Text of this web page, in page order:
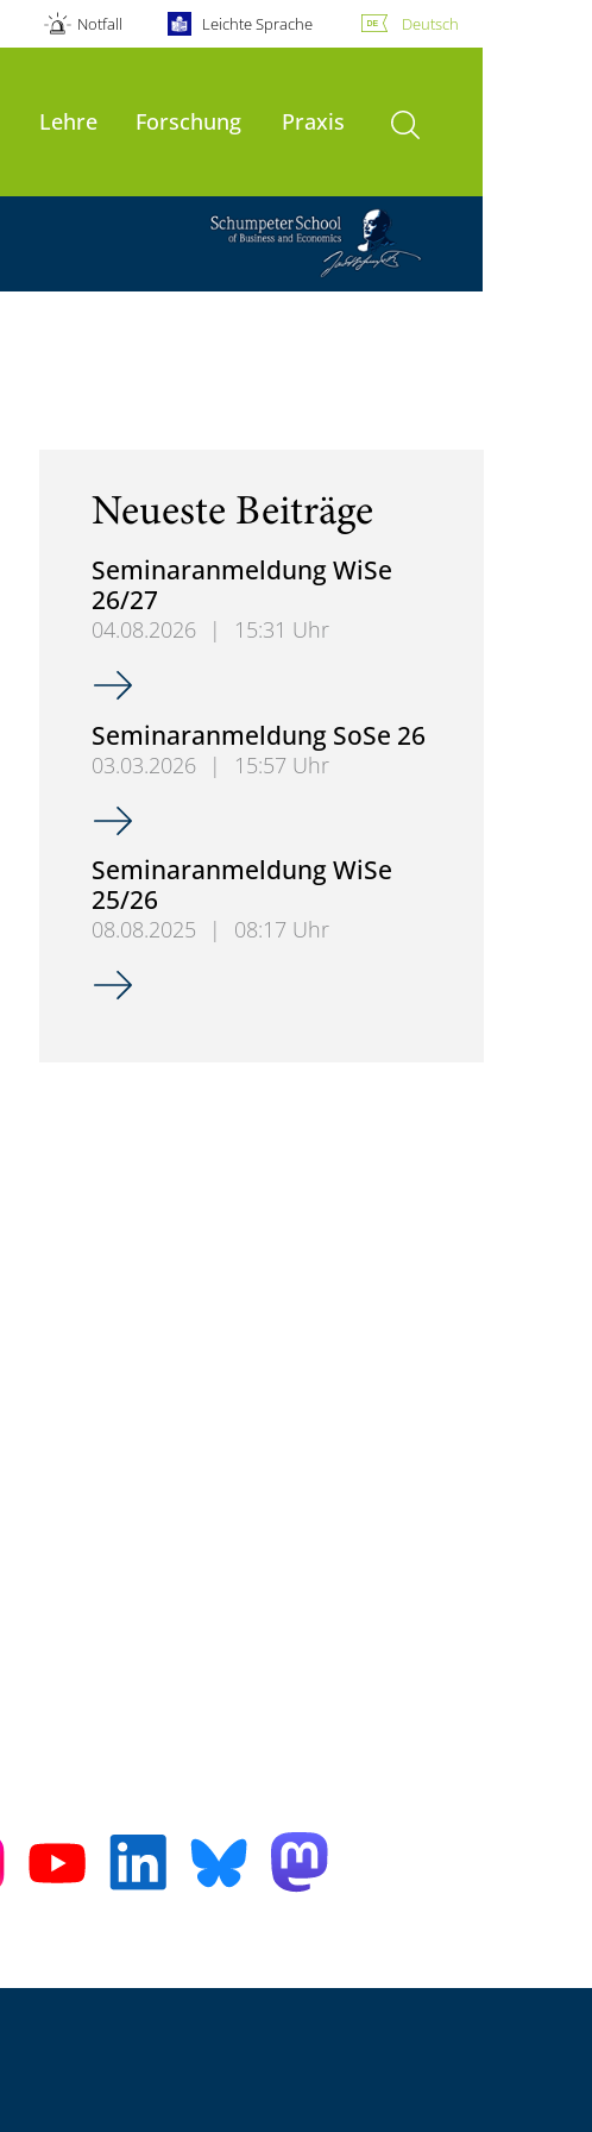
Notfall Leichte Sprache Deutsch
Lehre Forschung Praxis Suche öffnen
Neueste Beiträge
Seminaranmeldung WiSe
26/27
04.08.2026 |
15:31 Uhr
Seminaranmeldung WiSe 26/27
Seminaranmeldung SoSe 26
03.03.2026 |
15:57 Uhr
Seminaranmeldung SoSe 26
Seminaranmeldung WiSe
25/26
08.08.2025 |
08:17 Uhr
Seminaranmeldung WiSe 25/26